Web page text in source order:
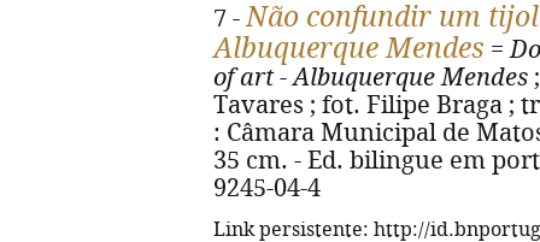
7 -Não confundir um
Albuquerque Mendes =
of art - Albuquerque Mendes
Tavares ; fot. Filipe Braga ;
: Câmara Municipal de
35 cm. - Ed. bilingue em
9245-04-4
Link persistente: http://